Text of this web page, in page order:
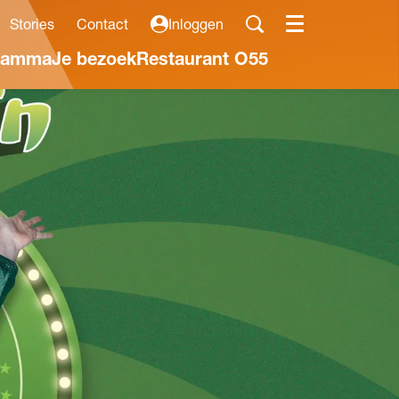
Stories Contact Inloggen
Je bezoekRestaurant O55
Menu